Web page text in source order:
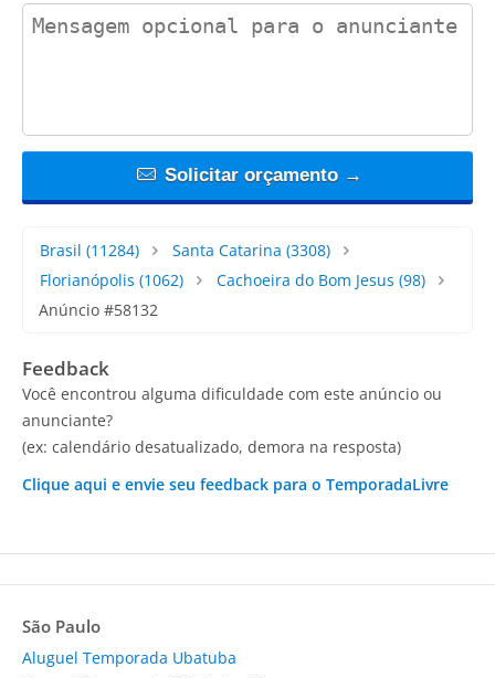
contact_message
Solicitar orçamento →
Brasil (11284) Santa Catarina (3308)
Florianópolis (1062) Cachoeira do Bom Jesus (98)
Anúncio #58132
Feedback
Você encontrou alguma dificuldade com este anúncio ou
anunciante?
(ex: calendário desatualizado, demora na resposta)
Clique aqui e envie seu feedback para o TemporadaLivre
São Paulo
Aluguel Temporada Ubatuba